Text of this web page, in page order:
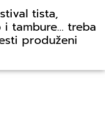
tista,
tambure… treba
produženi